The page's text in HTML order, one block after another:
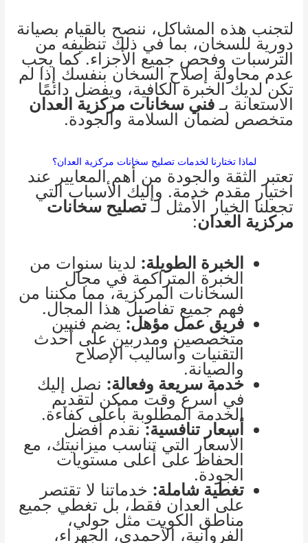
لتجنب هذه المشاكل، ننصح بالقيام بصيانة
دورية للسخان، بما في ذلك تنظيفه من
الترسبات وفحص جميع الأجزاء. كما يجب
عدم محاولة إصلاح السخان بنفسك إذا لم
تكن لديك الخبرة الكافية، ويفضل دائمًا
الاستعانة بـفني سخانات مركزية العدان
متخصص لضمان السلامة والجودة.
لماذا تختارنا لخدمات تصليح سخانات مركزية العدان؟
تعتبر الثقة والجودة من أهم المعايير عند
اختيار مقدم خدمة. وإليك الأسباب التي
تجعلنا الخيار الأمثل لـتصليح سخانات
مركزية العدان:
الخبرة الطويلة: لدينا سنوات من
الخبرة المتراكمة في مجال
السخانات المركزية، مما مكننا من
فهم جميع تفاصيل هذا المجال.
فريق عمل مؤهل: يضم فنيين
متخصصين ومدربين على أحدث
التقنيات وأساليب الإصلاح
والصيانة.
خدمة سريعة وفعالة: نصل إليك
في أسرع وقت ممكن لتقديم
الخدمة المطلوبة بأعلى كفاءة.
أسعار تنافسية:نقدم أفضل
الأسعار التي تناسب ميزانيتك، مع
الحفاظ على أعلى مستويات
الجودة.
تغطية شاملة: خدماتنا لا تقتصر
على العدان فقط، بل تغطي جميع
مناطق الكويت مثل حولي،
الفروانية، الأحمدي، الجهراء،